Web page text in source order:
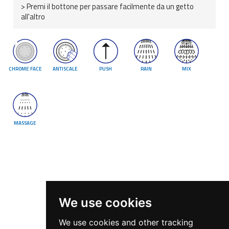
We use cookies
We use cookies and other tracking
> Premi il bottone per passare facilmente da un getto
all'altro
CHROME FACE ANTISCALE PUSH RAIN MIX
MASSAGE